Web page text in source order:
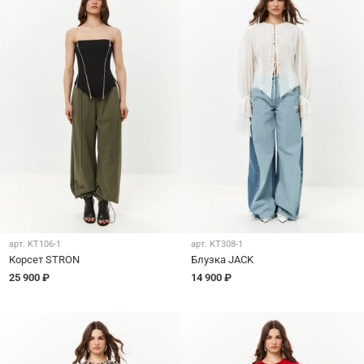
арт. KT106-1
Корсет STRON
25 900 ₽
арт. KT308-1
Блузка JACK
14 900 ₽